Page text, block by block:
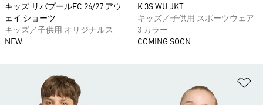
キッズ リバプールFC 26/27 アウ
ェイ ショーツ
キッズ／子供用 オリジナルス
NEW
K 3S WU JKT
キッズ／子供用 スポーツウェア
3 カラー
COMING SOON